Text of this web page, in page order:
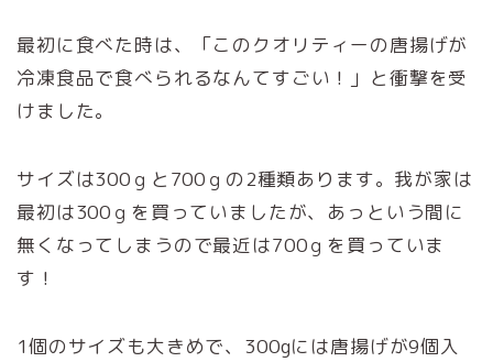
最初に食べた時は、「このクオリティーの唐揚げが
冷凍食品で食べられるなんてすごい！」と衝撃を受
けました。
サイズは300ｇと700ｇの2種類あります。我が家は
最初は300ｇを買っていましたが、あっという間に
無くなってしまうので最近は700ｇを買っていま
す！
1個のサイズも大きめで、300gには唐揚げが9個入